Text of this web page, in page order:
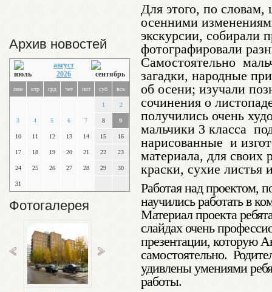
Архив новостей
август
2026
пон втр срд чет пят суб вск
1 2
3 4 5 6 7 8 9
10 11 12 13 14 15 16
17 18 19 20 21 22 23
24 25 26 27 28 29 30
31
Фотогалерея
Для этого, по
осенними
экскурсии, собирали
фотографировали
Самостоятельно
загадки, народные
об осени; изучали
сочинения о
получились очень
мальчики 3 класса
нарисованные и
материала, для своих
краски, сухие листья
Работая над проектом,
научились работать в
Материал проекта
слайдах очень
презентации, которую
самостоятельно.
удивлены умениями
работы.